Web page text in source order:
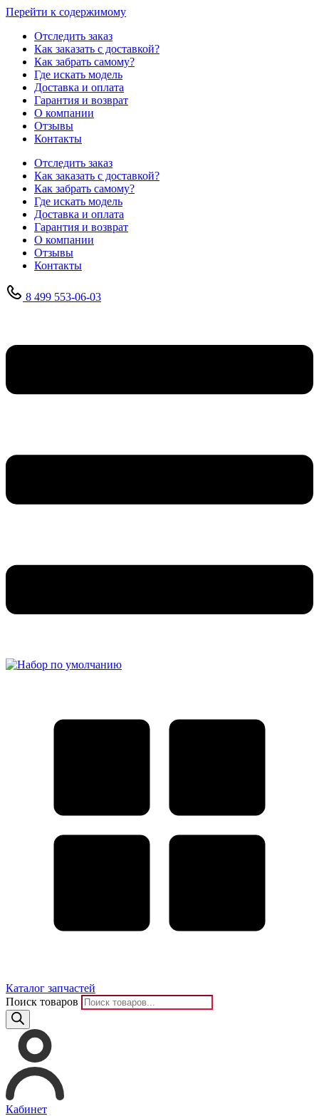
Перейти к содержимому
Отследить заказ
Как заказать с доставкой?
Как забрать самому?
Где искать модель
Доставка и оплата
Гарантия и возврат
О компании
Отзывы
Контакты
Отследить заказ
Как заказать с доставкой?
Как забрать самому?
Где искать модель
Доставка и оплата
Гарантия и возврат
О компании
Отзывы
Контакты
8 499 553-06-03
Каталог запчастей
Поиск товаров
Кабинет